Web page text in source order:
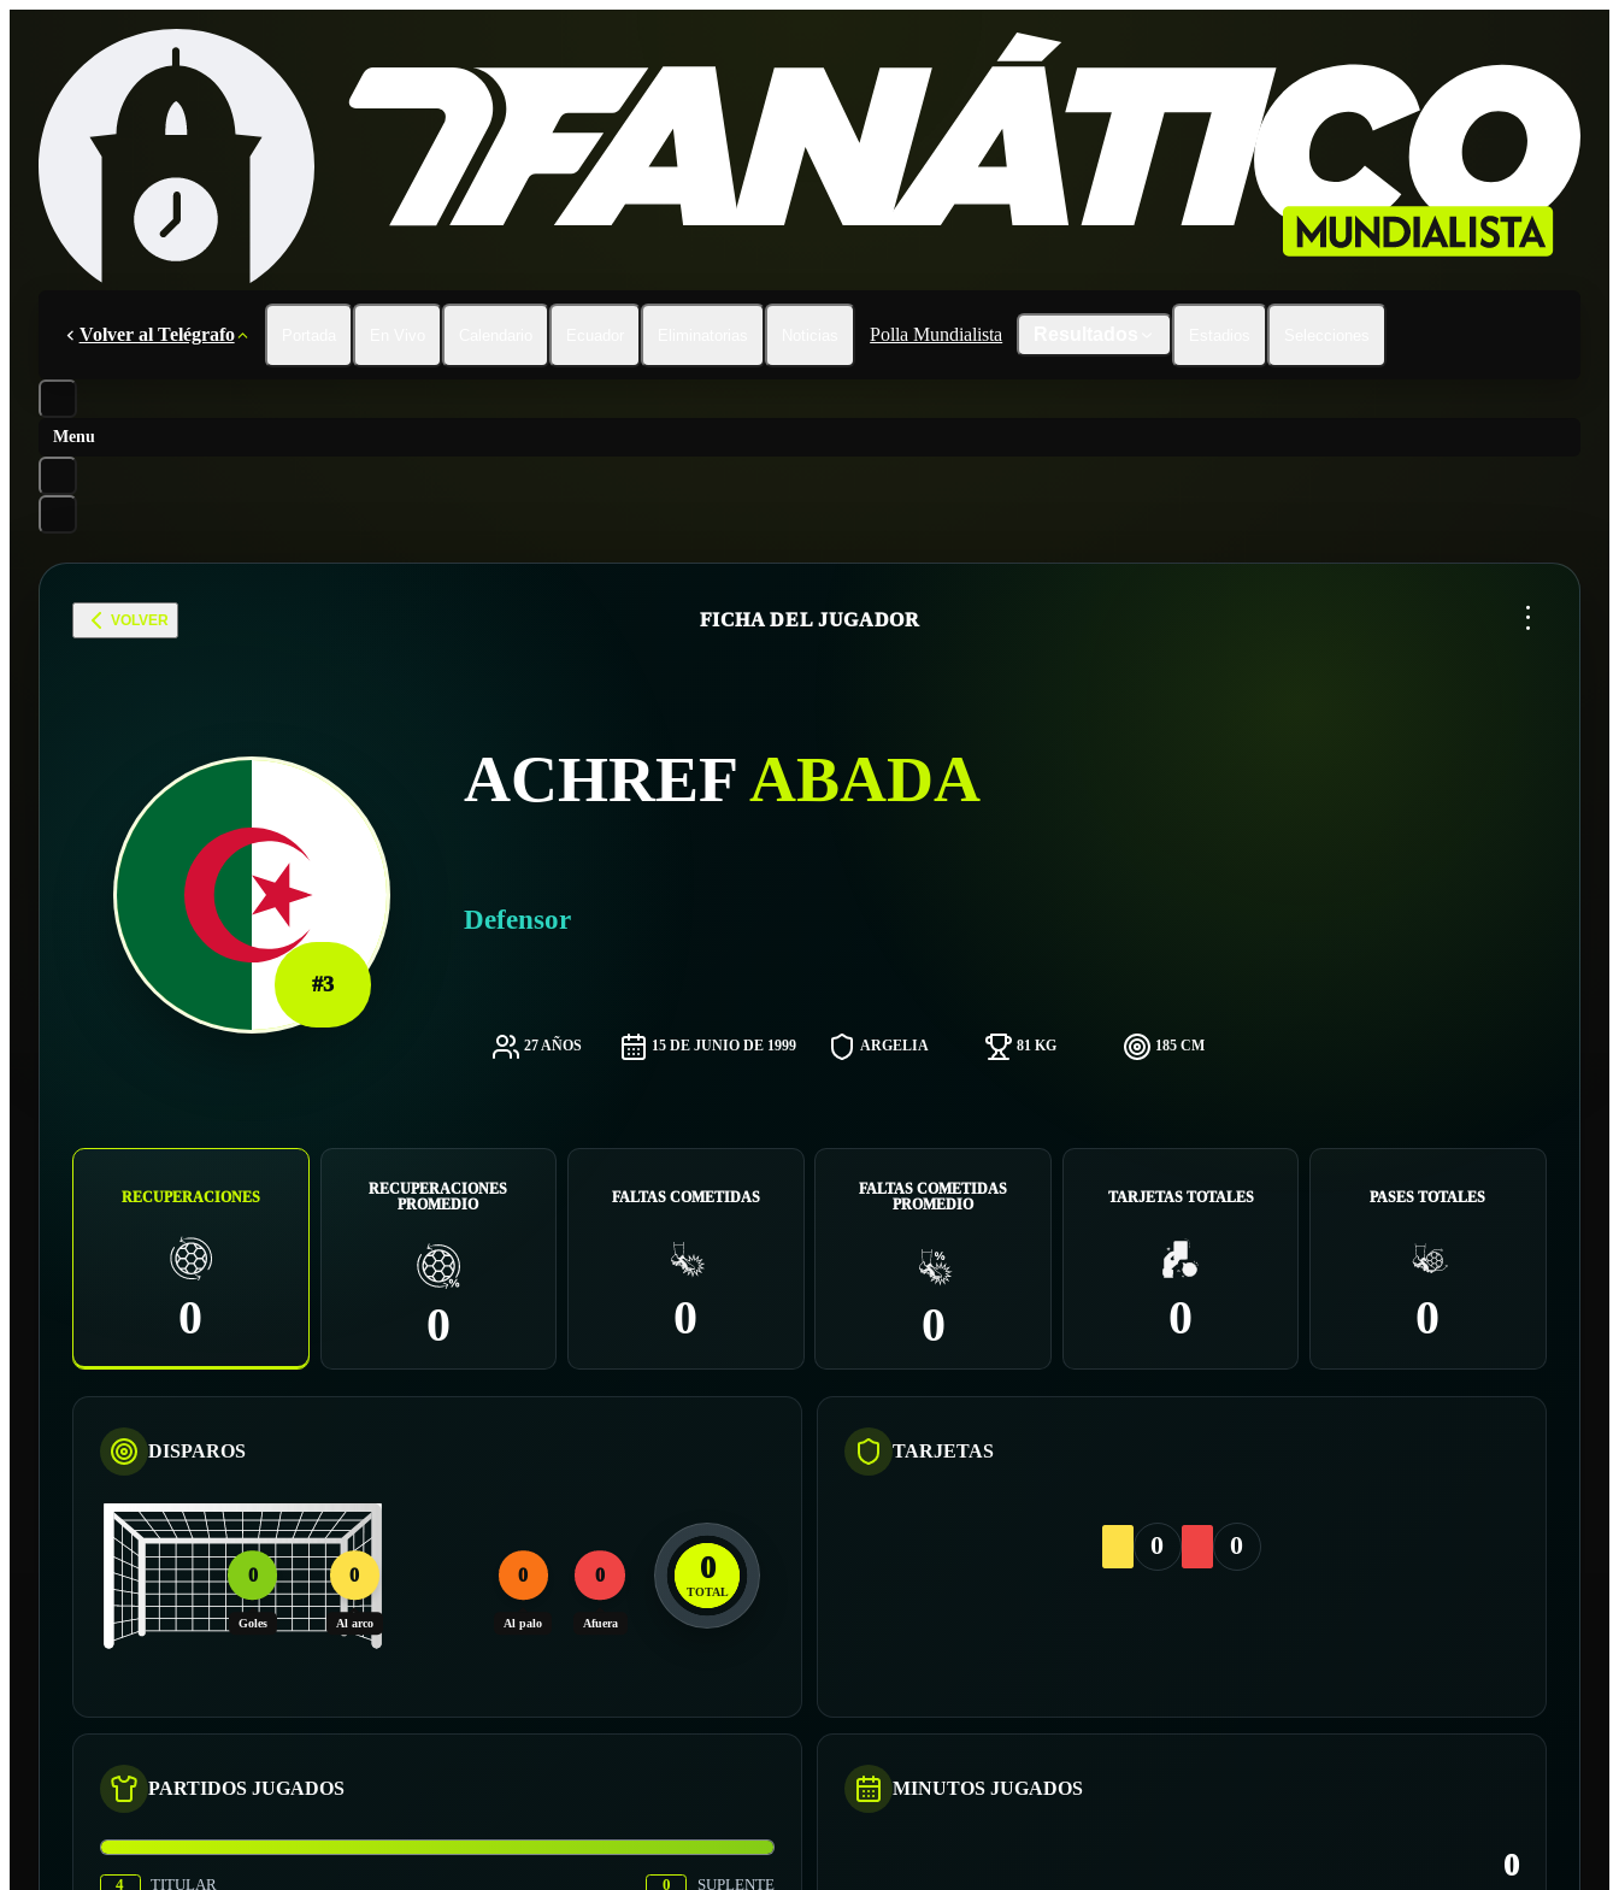
Volver al Telégrafo Polla Mundialista
Menu
VOLVER FICHA DEL JUGADOR ...
#3
ACHREFABADA
Defensor
27 AÑOS 15 DE JUNIO DE 1999 ARGELIA 81 KG 185 CM
RECUPERACIONES
0
RECUPERACIONES
PROMEDIO
0
FALTAS COMETIDAS
0
FALTAS COMETIDAS
PROMEDIO
0
TARJETAS TOTALES
0
PASES TOTALES
0
DISPAROS
0
Goles
0
Al arco
0
Al palo
0
Afuera
0
TOTAL
TARJETAS
0 0
PARTIDOS JUGADOS
4 TITULAR 0 SUPLENTE
MINUTOS JUGADOS
0